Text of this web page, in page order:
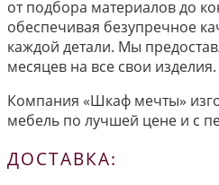
от подбора материалов до
обеспечивая безупречное
каждой детали. Мы
месяцев на все свои изделия.
Компания «Шкаф мечты»
мебель по лучшей цене и с
ДОСТАВКА: